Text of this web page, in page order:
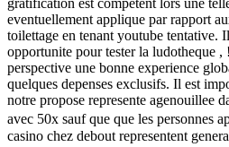
gratification est competent lors une
eventuellement applique par rapport
toilettage en tenant youtube tentative.
opportunite pour tester la ludotheque
perspective une bonne experience
quelques depenses exclusifs. Il est
notre propose represente agenouillee
avec 50x sauf que que les personnes
casino chez debout representent